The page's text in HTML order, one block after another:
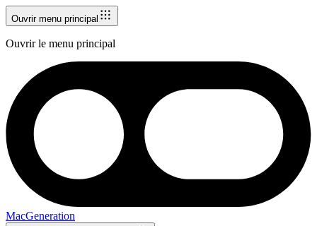
Ouvrir menu principal
Ouvrir le menu principal
MacGeneration